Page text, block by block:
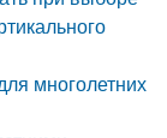
многолетних